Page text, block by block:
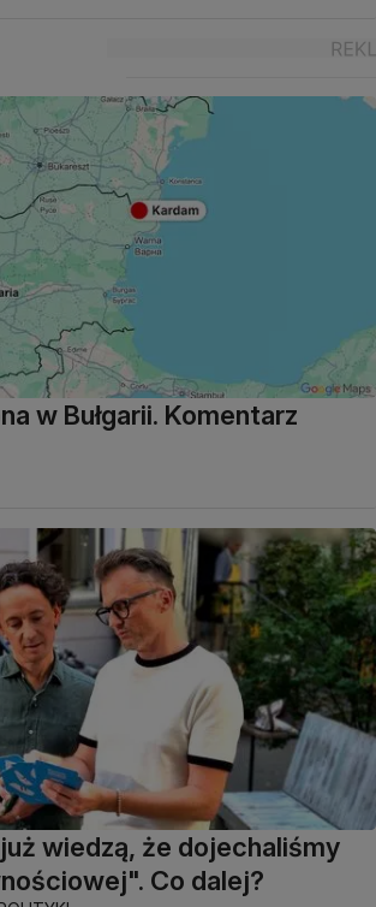
w Bułgarii. Komentarz
wiedzą, że dojechaliśmy
Co dalej?